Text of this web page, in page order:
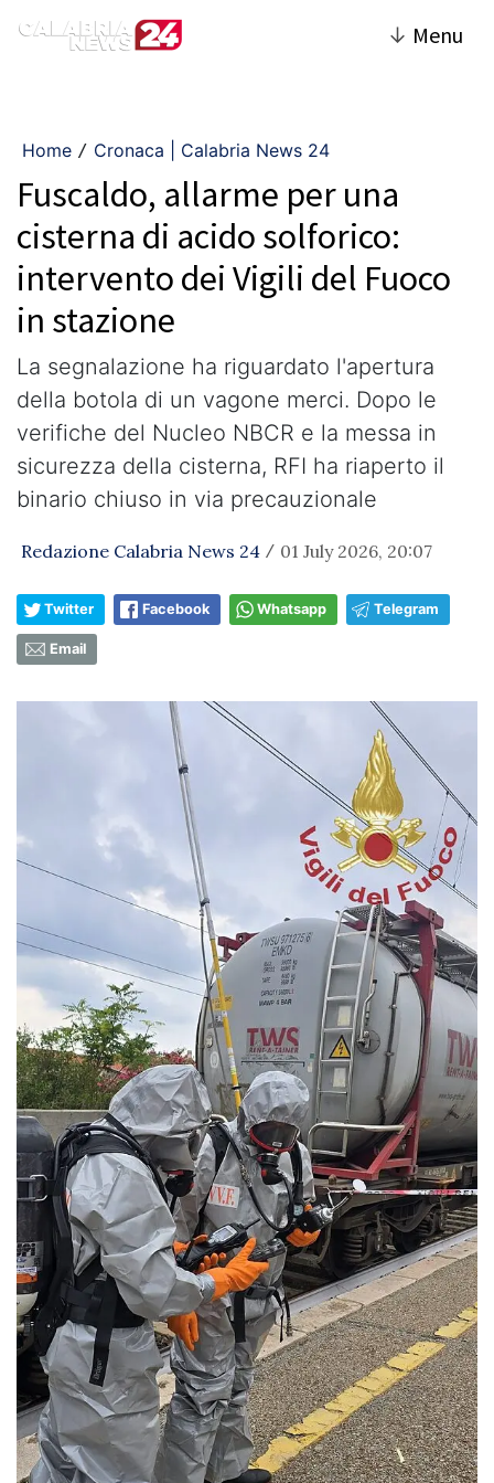
↓ Menu
Home / Cronaca | Calabria News 24
Fuscaldo, allarme per una
cisterna di acido solforico:
intervento dei Vigili del Fuoco
in stazione
La segnalazione ha riguardato l'apertura
della botola di un vagone merci. Dopo le
verifiche del Nucleo NBCR e la messa in
sicurezza della cisterna, RFI ha riaperto il
binario chiuso in via precauzionale
Redazione Calabria News 24 / 01 July 2026, 20:07
Twitter Facebook Whatsapp Telegram
Email